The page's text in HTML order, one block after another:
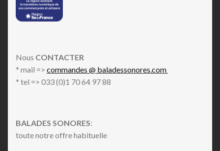
Nous CONTACTER
* mail => commandes @ baladessonores.com
* tel => 033 (0)1 70 64 97 88
BALADES SONORES:
toute notre offre habituelle